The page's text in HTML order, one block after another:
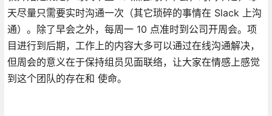
天尽量只需要实时沟通一次（其它琐碎的事情在 Slack 上沟
通）。除了早会之外，每周一 10 点准时到公司开周会。项
目进行到后期，工作上的内容大多可以通过在线沟通解决，
但周会的意义在于保持组员见面联络，让大家在情感上感觉
到这个团队的存在和 使命。